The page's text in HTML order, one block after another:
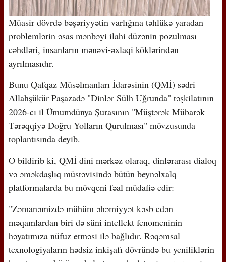
Müasir dövrdə bəşəriyyətin varlığına təhlükə yaradan
problemlərin əsas mənbəyi ilahi düzənin pozulması
cəhdləri, insanların mənəvi-əxlaqi köklərindən
ayrılmasıdır.
Bunu Qafqaz Müsəlmanları İdarəsinin (QMİ) sədri
Allahşükür Paşazadə "Dinlər Sülh Uğrunda" təşkilatının
2026-cı il Ümumdünya Şurasının "Müştərək Mübarək
Tərəqqiyə Doğru Yolların Qurulması" mövzusunda
toplantısında deyib.
O bildirib ki, QMİ dini mərkəz olaraq, dinlərarası dialoq
və əməkdaşlıq müstəvisində bütün beynəlxalq
platformalarda bu mövqeni fəal müdafiə edir:
"Zəmanəmizdə mühüm əhəmiyyət kəsb edən
məqamlardan biri də süni intellekt fenomeninin
həyatımıza nüfuz etməsi ilə bağlıdır. Rəqəmsal
texnologiyaların hədsiz inkişafı dövründə bu yeniliklərin